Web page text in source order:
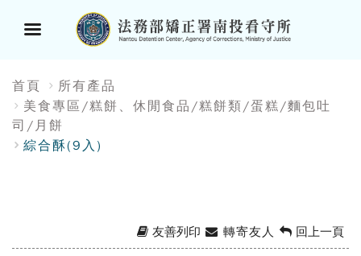
單
按
首頁
所有產品
美食專區/糕餅、休閒食品/糕餅類/蛋糕/麵包吐
司/月餅
綜合酥(9入)
友善列印 轉寄友人 回上一頁